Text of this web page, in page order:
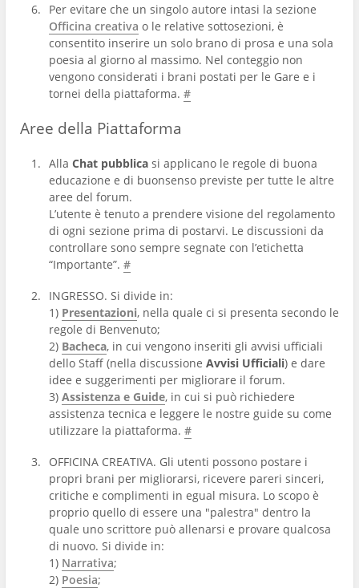
Per evitare che un singolo autore intasi la sezione
Officina creativa o le relative sottosezioni, è
consentito inserire un solo brano di prosa e una sola
poesia al giorno al massimo. Nel conteggio non
vengono considerati i brani postati per le Gare e i
tornei della piattaforma. #
Aree della Piattaforma
Alla Chat pubblica si applicano le regole di buona
educazione e di buonsenso previste per tutte le altre
aree del forum.
L’utente è tenuto a prendere visione del regolamento
di ogni sezione prima di postarvi. Le discussioni da
controllare sono sempre segnate con l’etichetta
“Importante”. #
INGRESSO. Si divide in:
1) Presentazioni, nella quale ci si presenta secondo le
regole di Benvenuto;
2) Bacheca, in cui vengono inseriti gli avvisi ufficiali
dello Staff (nella discussione Avvisi Ufficiali) e dare
idee e suggerimenti per migliorare il forum.
3) Assistenza e Guide, in cui si può richiedere
assistenza tecnica e leggere le nostre guide su come
utilizzare la piattaforma. #
OFFICINA CREATIVA. Gli utenti possono postare i
propri brani per migliorarsi, ricevere pareri sinceri,
critiche e complimenti in egual misura. Lo scopo è
proprio quello di essere una "palestra" dentro la
quale uno scrittore può allenarsi e provare qualcosa
di nuovo. Si divide in:
1) Narrativa;
2) Poesia;